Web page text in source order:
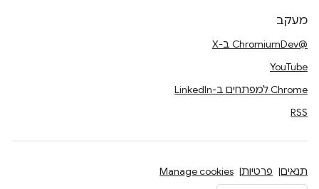
מעקב
@ChromiumDev ב-X
YouTube
Chrome למפתחים ב-LinkedIn
RSS
תנאים פרטיות Manage cookies